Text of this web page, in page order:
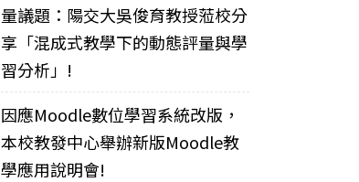
量議題：陽交大吳俊育教授蒞校分
享「混成式教學下的動態評量與學
習分析」!
因應Moodle數位學習系統改版，
本校教發中心舉辦新版Moodle教
學應用說明會!